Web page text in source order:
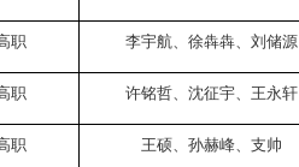
职 李宇航、徐犇犇、刘储源
职 许铭哲、沈征宇、王永轩
职 王硕、孙赫峰、支帅